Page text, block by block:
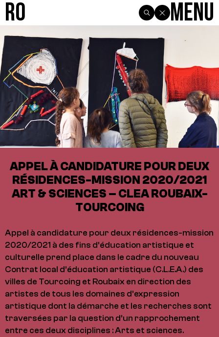
R0 Menu
APPEL À CANDIDATURE POUR DEUX
RÉSIDENCES-MISSION 2020/2021
ART & SCIENCES – CLEA ROUBAIX-
TOURCOING
Appel à candidature pour deux résidences-mission
2020/2021 à des fins d’éducation artistique et
culturelle prend place dans le cadre du nouveau
Contrat local d’éducation artistique (C.L.E.A.) des
villes de Tourcoing et Roubaix en direction des
artistes de tous les domaines d'expression
artistique dont la démarche et les recherches sont
traversées par la question d’un rapprochement
entre ces deux disciplines : Arts et sciences.